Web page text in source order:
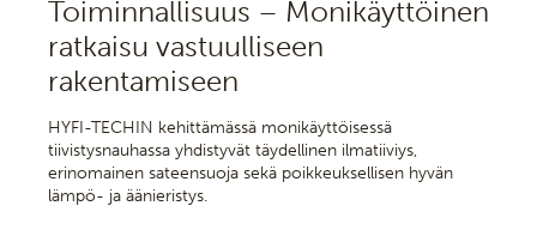
Toiminnallisuus – Monikäyttöinen
ratkaisu vastuulliseen
rakentamiseen
HYFI-TECHIN kehittämässä monikäyttöisessä
tiivistysnauhassa yhdistyvät täydellinen ilmatiiviys,
erinomainen sateensuoja sekä poikkeuksellisen hyvän
lämpö- ja äänieristys.